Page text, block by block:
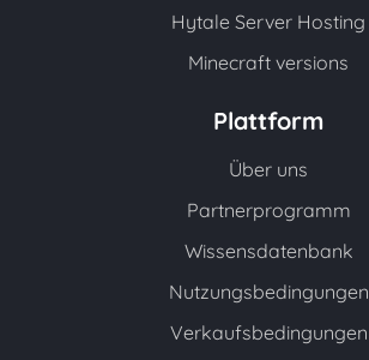
Hytale Server Hosting
Minecraft versions
Plattform
Über uns
Partnerprogramm
Wissensdatenbank
Nutzungsbedingungen
Verkaufsbedingungen